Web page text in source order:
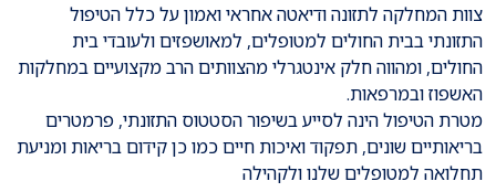
צוות המחלקה לתזונה ודיאטה אחראי ואמון על כלל הטיפול
התזונתי בבית החולים למטופלים, למאושפזים ולעובדי בית
החולים, ומהווה חלק אינטגרלי מהצוותים הרב מקצועיים במחלקות
האשפוז ובמרפאות.
מטרת הטיפול הינה לסייע בשיפור הסטטוס התזונתי, פרמטרים
בריאותיים שונים, תפקוד ואיכות חיים כמו כן קידום בריאות ומניעת
תחלואה למטופלים שלנו ולקהילה